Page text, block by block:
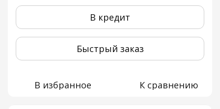
В кредит
Быстрый заказ
В избранное К сравнению